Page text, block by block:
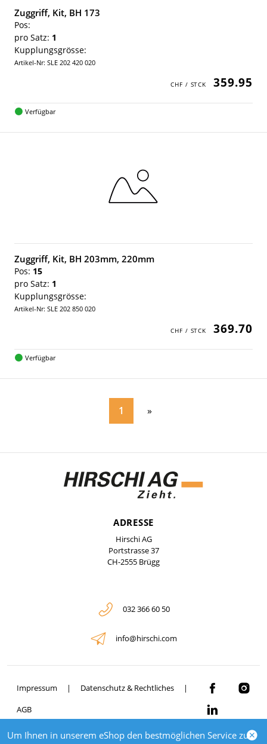
Um Ihnen in unserem eShop den bestmöglichen Service zu
Zuggriff, Kit, BH 173
Pos:
pro Satz: 1
Kupplungsgrösse:
Artikel-Nr: SLE 202 420 020
359.95
Verfügbar
Zuggriff, Kit, BH 203mm, 220mm
Pos: 15
pro Satz: 1
Kupplungsgrösse:
Artikel-Nr: SLE 202 850 020
369.70
Verfügbar
1
ADRESSE
Hirschi AG
Portstrasse 37
CH-2555 Brügg
032 366 60 50
info@hirschi.com
Impressum
Datenschutz & Rechtliches
AGB